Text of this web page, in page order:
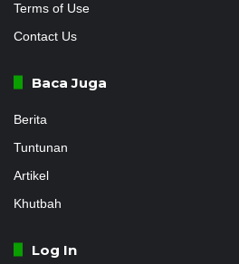
Terms of Use
Contact Us
Baca Juga
Berita
Tuntunan
Artikel
Khutbah
Log In